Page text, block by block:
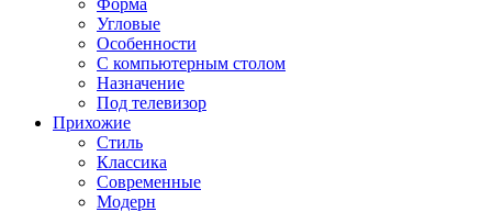
Форма
Угловые
Особенности
С компьютерным столом
Назначение
Под телевизор
Прихожие
Стиль
Классика
Современные
Модерн